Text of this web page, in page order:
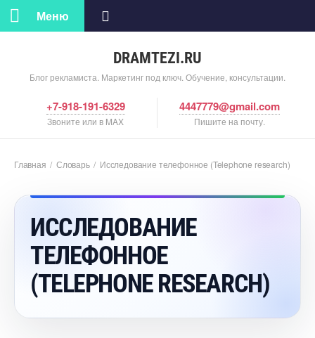
DRAMTEZI.RU
Блог рекламиста. Маркетинг под ключ. Обучение, консультации.
Меню
+7-918-191-6329
Звоните или в MAX
4447779@gmail.com
Пишите на почту.
Главная / Словарь/ Исследование телефонное (Telephone research)
ИССЛЕДОВАНИЕ
ТЕЛЕФОННОЕ
(TELEPHONE RESEARCH)